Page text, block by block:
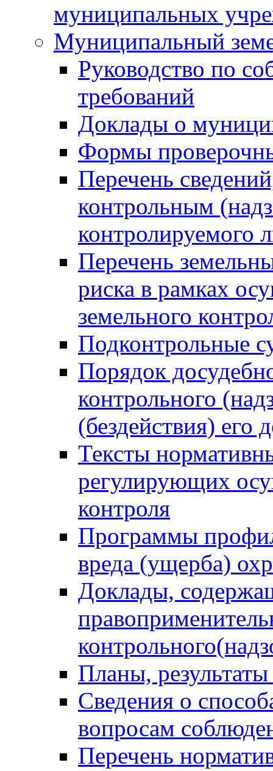
муниципальных
Муниципальный
Руководство по
требований
Доклады о
Формы
Перечень
контрольным
контролируемого
Перечень
риска в рамках
земельного
Подконтрольные
Порядок
контрольного
(бездействия)
Тексты
регулирующих
контроля
Программы
вреда (ущерба)
Доклады,
Планы,
Сведения о
вопросам
Перечень